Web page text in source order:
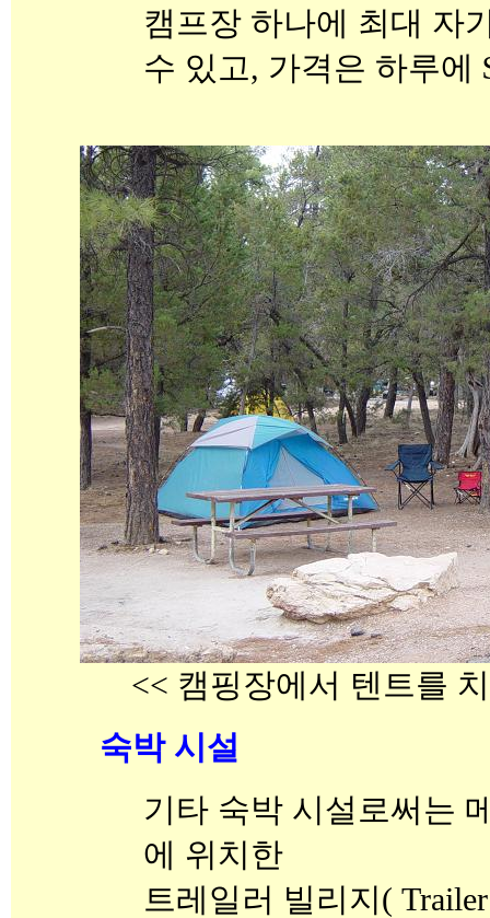
캠프장 하나에 최대 자
수 있고, 가격은 하루에
<< 캠핑장에서 텐트를
숙박 시설
기타 숙박 시설로써는
에 위치한
트레일러 빌리지(